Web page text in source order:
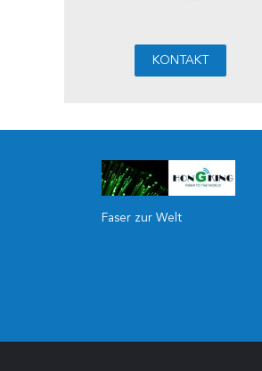
Faser zur Welt